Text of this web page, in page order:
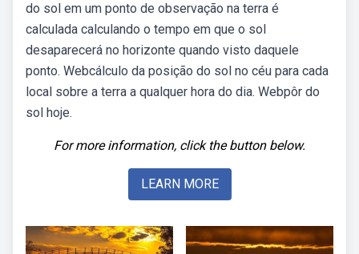
do sol em um ponto de observação na terra é
calculada calculando o tempo em que o sol
desaparecerá no horizonte quando visto daquele
ponto. Webcálculo da posição do sol no céu para cada
local sobre a terra a qualquer hora do dia. Webpôr do
sol hoje.
For more information, click the button below.
LEARN MORE